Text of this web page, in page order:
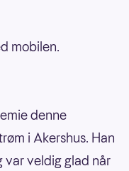
mobilen.
denne
i Akershus. Han
var veldig glad når